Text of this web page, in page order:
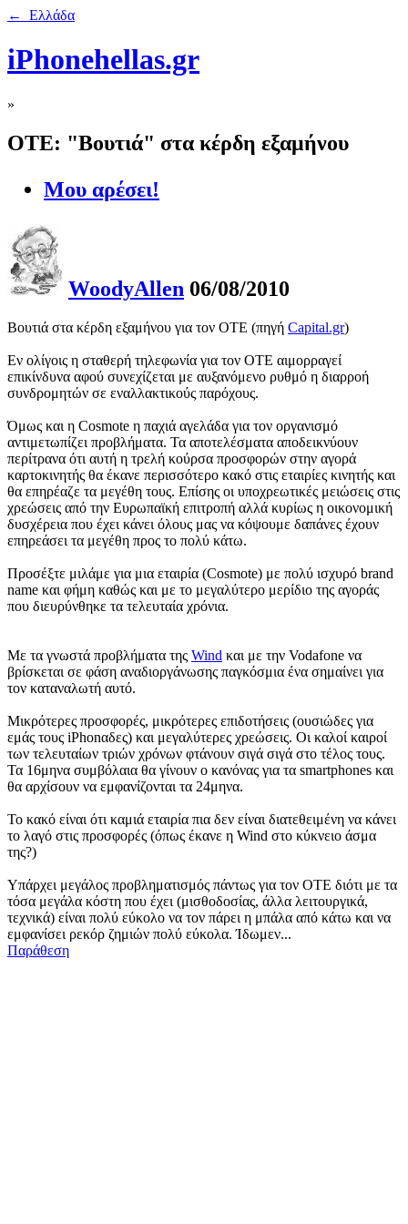
← Ελλάδα
iPhonehellas.gr
»
ΟΤΕ: "Βουτιά" στα κέρδη εξαμήνου
Μου αρέσει!
WoodyAllen 06/08/2010
Βουτιά στα κέρδη εξαμήνου για τον ΟΤΕ (πηγή Capital.gr)
Εν ολίγοις η σταθερή τηλεφωνία για τον ΟΤΕ αιμορραγεί
επικίνδυνα αφού συνεχίζεται με αυξανόμενο ρυθμό η διαρροή
συνδρομητών σε εναλλακτικούς παρόχους.
Όμως και η Cosmote η παχιά αγελάδα για τον οργανισμό
αντιμετωπίζει προβλήματα. Τα αποτελέσματα αποδεικνύουν
περίτρανα ότι αυτή η τρελή κούρσα προσφορών στην αγορά
καρτοκινητής θα έκανε περισσότερο κακό στις εταιρίες κινητής και
θα επηρέαζε τα μεγέθη τους. Επίσης οι υποχρεωτικές μειώσεις στις
χρεώσεις από την Ευρωπαϊκή επιτροπή αλλά κυρίως η οικονομική
δυσχέρεια που έχει κάνει όλους μας να κόψουμε δαπάνες έχουν
επηρεάσει τα μεγέθη προς το πολύ κάτω.
Προσέξτε μιλάμε για μια εταιρία (Cosmote) με πολύ ισχυρό brand
name και φήμη καθώς και με το μεγαλύτερο μερίδιο της αγοράς
που διευρύνθηκε τα τελευταία χρόνια.
Με τα γνωστά προβλήματα της Wind και με την Vodafone να
βρίσκεται σε φάση αναδιοργάνωσης παγκόσμια ένα σημαίνει για
τον καταναλωτή αυτό.
Μικρότερες προσφορές, μικρότερες επιδοτήσεις (ουσιώδες για
εμάς τους iPhonαδες) και μεγαλύτερες χρεώσεις. Οι καλοί καιροί
των τελευταίων τριών χρόνων φτάνουν σιγά σιγά στο τέλος τους.
Τα 16μηνα συμβόλαια θα γίνουν ο κανόνας για τα smartphones και
θα αρχίσουν να εμφανίζονται τα 24μηνα.
Το κακό είναι ότι καμιά εταιρία πια δεν είναι διατεθειμένη να κάνει
το λαγό στις προσφορές (όπως έκανε η Wind στο κύκνειο άσμα
της?)
Υπάρχει μεγάλος προβληματισμός πάντως για τον ΟΤΕ διότι με τα
τόσα μεγάλα κόστη που έχει (μισθοδοσίας, άλλα λειτουργικά,
τεχνικά) είναι πολύ εύκολο να τον πάρει η μπάλα από κάτω και να
εμφανίσει ρεκόρ ζημιών πολύ εύκολα. Ίδωμεν...
Παράθεση